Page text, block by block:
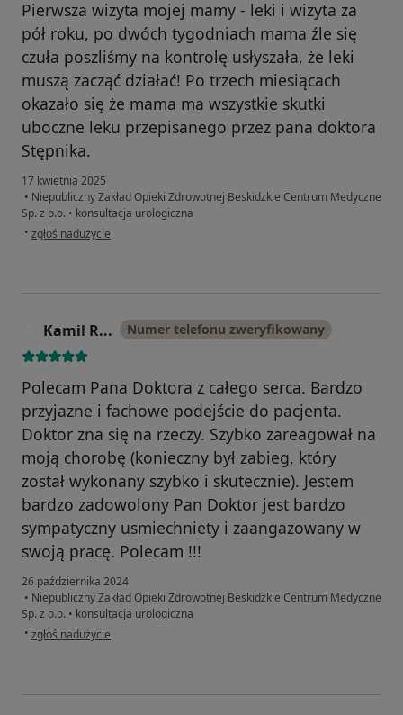
Pierwsza wizyta mojej mamy - leki i wizyta za
pół roku, po dwóch tygodniach mama źle się
czuła poszliśmy na kontrolę usłyszała, że leki
muszą zacząć działać! Po trzech miesiącach
okazało się że mama ma wszystkie skutki
uboczne leku przepisanego przez pana doktora
Stępnika.
17 kwietnia 2025
• Niepubliczny Zakład Opieki Zdrowotnej Beskidzkie Centrum Medyczne
Sp. z o.o. • konsultacja urologiczna
• w opinii użytkownika M
zgłoś nadużycie
Kamil R... Numer telefonu zweryfikowany
Polecam Pana Doktora z całego serca. Bardzo
przyjazne i fachowe podejście do pacjenta.
Doktor zna się na rzeczy. Szybko zareagował na
moją chorobę (konieczny był zabieg, który
został wykonany szybko i skutecznie). Jestem
bardzo zadowolony Pan Doktor jest bardzo
sympatyczny usmiechniety i zaangazowany w
swoją pracę. Polecam !!!
26 października 2024
• Niepubliczny Zakład Opieki Zdrowotnej Beskidzkie Centrum Medyczne
Sp. z o.o. • konsultacja urologiczna
• w opinii użytkownika Kamil R...
zgłoś nadużycie